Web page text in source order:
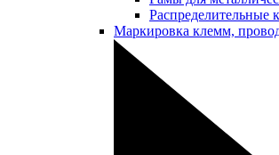
Распределительные
Маркировка клемм,